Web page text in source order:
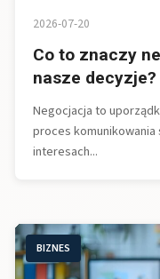
2026-07-20
Co to znaczy
nasze decyzje?
Negocjacja to
proces
interesach...
BIZNES